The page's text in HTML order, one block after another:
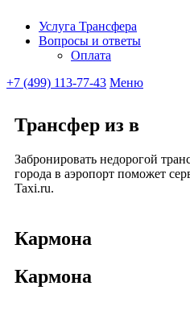
Услуга Трансфера
Вопросы и ответы
Оплата
+7 (499) 113-77-43 Меню
Трансфер из в
Забронировать недорогой
города в аэропорт поможет
Taxi.ru.
Кармона
Кармона